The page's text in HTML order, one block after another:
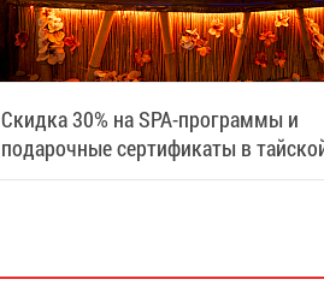
Скидка 30% на SPA-программы и
подарочные сертификаты в
деревне Samui